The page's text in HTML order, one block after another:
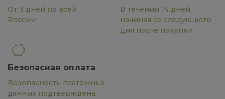
От 3 дней по всей
России
В течении 14 дней,
начиная со следующего
дня после покупки
Безопасная оплата
Безопасность платёжных
данных подтверждена